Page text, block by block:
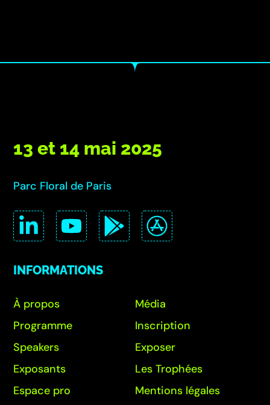
13 et 14 mai 2025
Parc Floral de Paris
INFORMATIONS
À propos
Programme
Speakers
Exposants
Espace pro
Média
Inscription
Exposer
Les Trophées
Mentions légales